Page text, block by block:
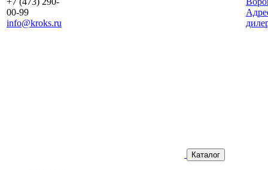
00-99
info@kroks.ru
Каталог